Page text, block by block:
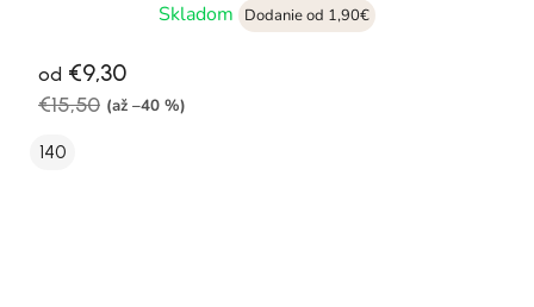
Skladom
Dodanie od 1,90€
od €9,30
€15,50 (až –40 %)
140